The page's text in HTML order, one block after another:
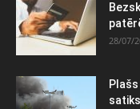
28/07/